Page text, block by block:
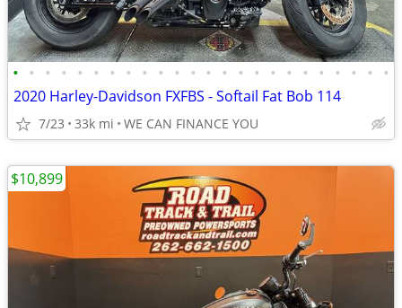
• • • • • • • • • • • • • • • • • • • • • • • •
2020 Harley-Davidson FXFBS - Softail Fat Bob 114
7/23 33k mi WE CAN FINANCE YOU
$10,899